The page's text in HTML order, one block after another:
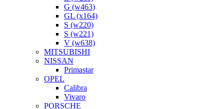
G (w463)
GL (x164)
S (w220)
S (w221)
V (w638)
MITSUBISHI
NISSAN
Primastar
OPEL
Calibra
Vivaro
PORSCHE